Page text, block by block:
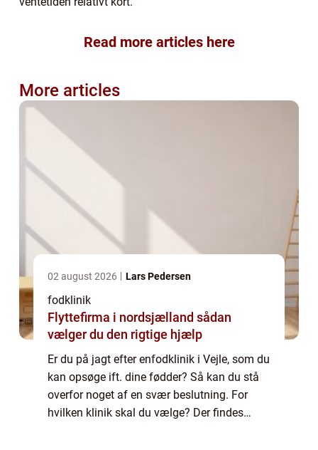
Read more articles here
More articles
02 august 2026 Lars Pedersen
fodklinik
Flyttefirma i nordsjælland sådan
vælger du den rigtige hjælp
Er du på jagt efter enfodklinik i Vejle, som du
kan opsøge ift. dine fødder? Så kan du stå
overfor noget af en svær beslutning. For
hvilken klinik skal du vælge? Der findes